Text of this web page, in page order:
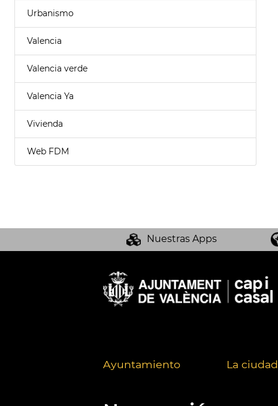
Urbanismo
Valencia
Valencia verde
Valencia Ya
Vivienda
Web FDM
Nuestras Apps
Ayuntamiento La ciudad